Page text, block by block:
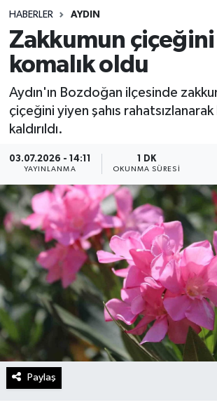
HABERLER AYDIN
Zakkumun
komalık oldu
Aydın'ın Bozdoğan ilçesinde
çiçeğini yiyen şahıs
kaldırıldı.
03.07.2026 - 14:11
YAYINLANMA
1 DK
OKUNMA SÜRESI
Paylaş
Spor
Teknoloji
Yaşam